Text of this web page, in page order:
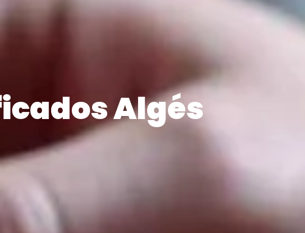
Algés